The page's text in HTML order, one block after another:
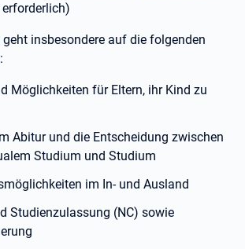
geht insbesondere auf die folgenden
Möglichkeiten für Eltern, ihr Kind zu
Abitur und die Entscheidung zwischen
Studium und Studium
im In- und Ausland
Studienzulassung (NC) sowie